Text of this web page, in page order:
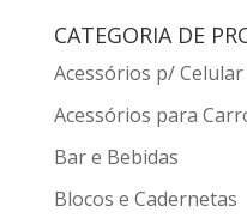
CATEGORIA DE
Acessórios p/ Celular
Acessórios para
Bar e Bebidas
Blocos e Cadernetas